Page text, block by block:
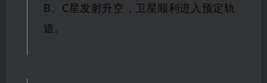
B、C星发射升空，卫 星顺利进入预定轨
道。